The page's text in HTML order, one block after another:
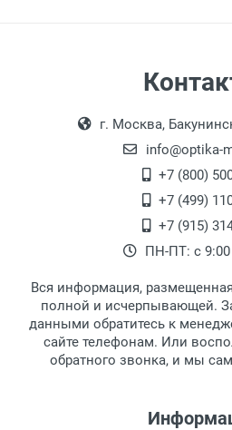
г. Москва,
info@optika-
+7 (800)
+7 (499)
+7 (915)
ПН-ПТ: с 9:00
Вся информация, размещенная
полной и исчерпывающей.
данными обратитесь к
сайте телефонам. Или
обратного звонка, и мы